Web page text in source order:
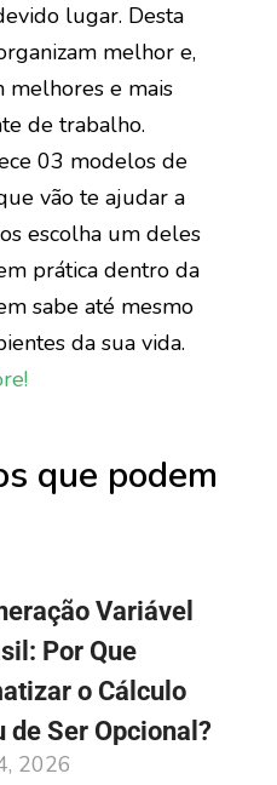
lugar. Desta
melhor e,
melhores e mais
de trabalho.
03 modelos de
vão te ajudar a
escolha um deles
prática dentro da
sabe até mesmo
da sua vida.
que podem
Variável
Por Que
o Cálculo
de Ser Opcional?
2026